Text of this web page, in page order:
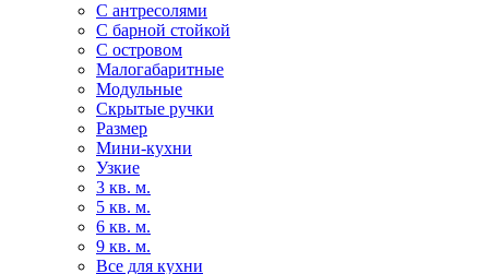
С антресолями
С барной стойкой
С островом
Малогабаритные
Модульные
Скрытые ручки
Размер
Мини-кухни
Узкие
3 кв. м.
5 кв. м.
6 кв. м.
9 кв. м.
Все для кухни